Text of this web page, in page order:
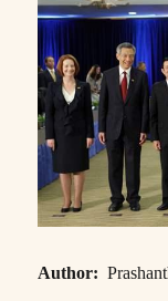
Author: